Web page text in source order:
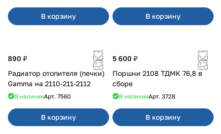
В корзину В корзину
890 ₽
Радиатор отопителя (печки)
Gamma на 2110-211-2112
В наличииАрт. 7560
В корзину
5 600 ₽
Поршни 2108 ТДМК 76,8 в
сборе
В наличииАрт. 3728
В корзину